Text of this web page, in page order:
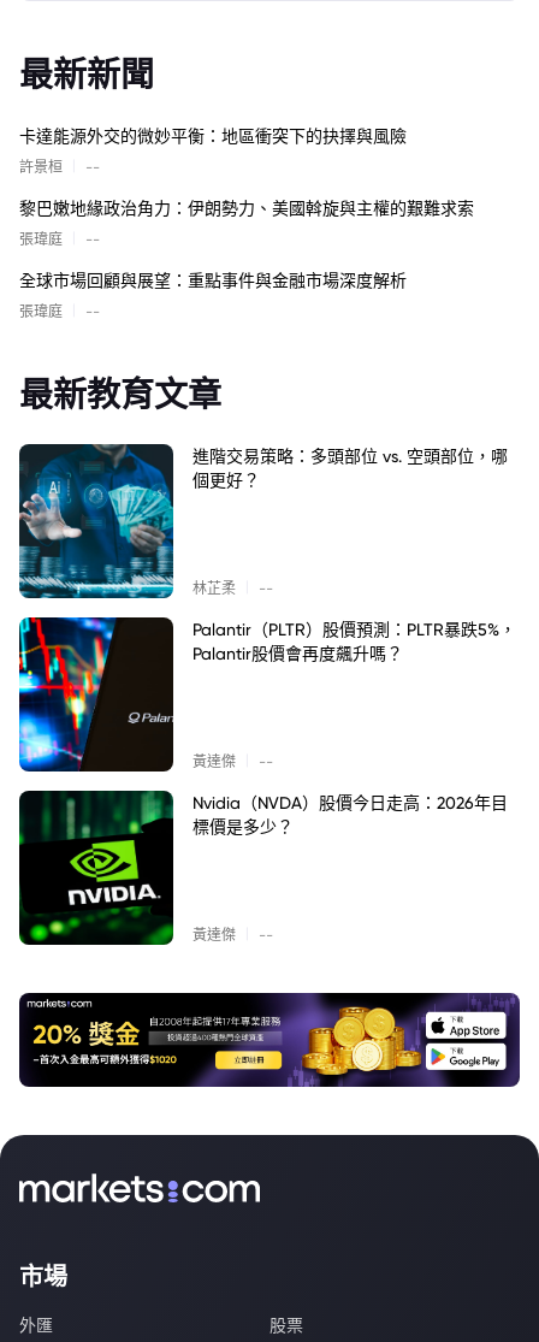
最新新聞
卡達能源外交的微妙平衡：地區衝突下的抉擇與風險
許景桓 --
黎巴嫩地緣政治角力：伊朗勢力、美國斡旋與主權的艱難求索
張瑋庭 --
全球市場回顧與展望：重點事件與金融市場深度解析
張瑋庭 --
最新教育文章
進階交易策略：多頭部位 vs. 空頭部位，哪
個更好？
林芷柔 --
Palantir（PLTR）股價預測：PLTR暴跌5%，
Palantir股價會再度飆升嗎？
黃達傑 --
Nvidia（NVDA）股價今日走高：2026年目
標價是多少？
黃達傑 --
市場
外匯
股票